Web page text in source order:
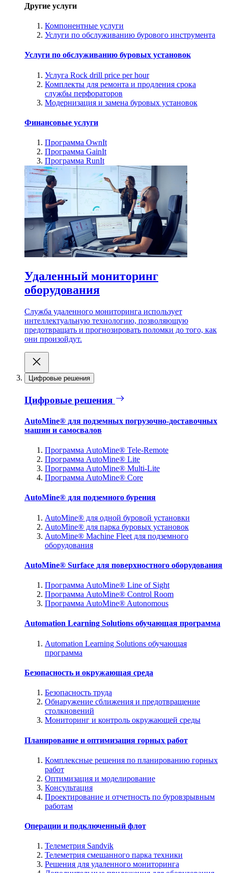
Другие услуги
Компонентные услуги
Услуги по обслуживанию бурового инструмента
Услуги по обслуживанию буровых установок
Услуга Rock drill price per hour
Комплекты для ремонта и продления срока
службы перфораторов
Модернизация и замена буровых установок
Финансовые услуги
Программа OwnIt
Программа GainIt
Программа RunIt
Удаленный мониторинг
оборудования
Служба удаленного мониторинга использует
интеллектуальную технологию, позволяющую
предотвращать и прогнозировать поломки до того, как
они произойдут.
Цифровые решения
Цифровые решения
AutoMine® для подземных погрузочно-доставочных
машин и самосвалов
Программа AutoMine® Tele-Remote
Программа AutoMine® Lite
Программа AutoMine® Multi-Lite
Программа AutoMine® Core
AutoMine® для подземного бурения
AutoMine® для одной буровой установки
AutoMine® для парка буровых установок
AutoMine® Machine Fleet для подземного
оборудования
AutoMine® Surface для поверхностного оборудования
Программа AutoMine® Line of Sight
Программа AutoMine® Control Room
Программа AutoMine® Autonomous
Automation Learning Solutions обучающая программа
Automation Learning Solutions обучающая
программа
Безопасность и окружающая среда
Безопасность труда
Обнаружение сближения и предотвращение
столкновений
Мониторинг и контроль окружающей среды
Планирование и оптимизация горных работ
Комплексные решения по планированию горных
работ
Оптимизация и моделирование
Консультация
Проектирование и отчетность по буровзрывным
работам
Операции и подключенный флот
Телеметрия Sandvik
Телеметрия смешанного парка техники
Решения для удаленного мониторинга